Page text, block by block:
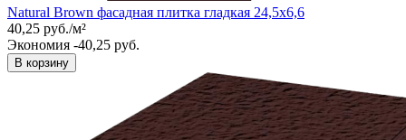
Natural Brown фасадная плитка гладкая 24,5x6,6
40,25 руб./м²
Экономия -40,25 руб.
В корзину